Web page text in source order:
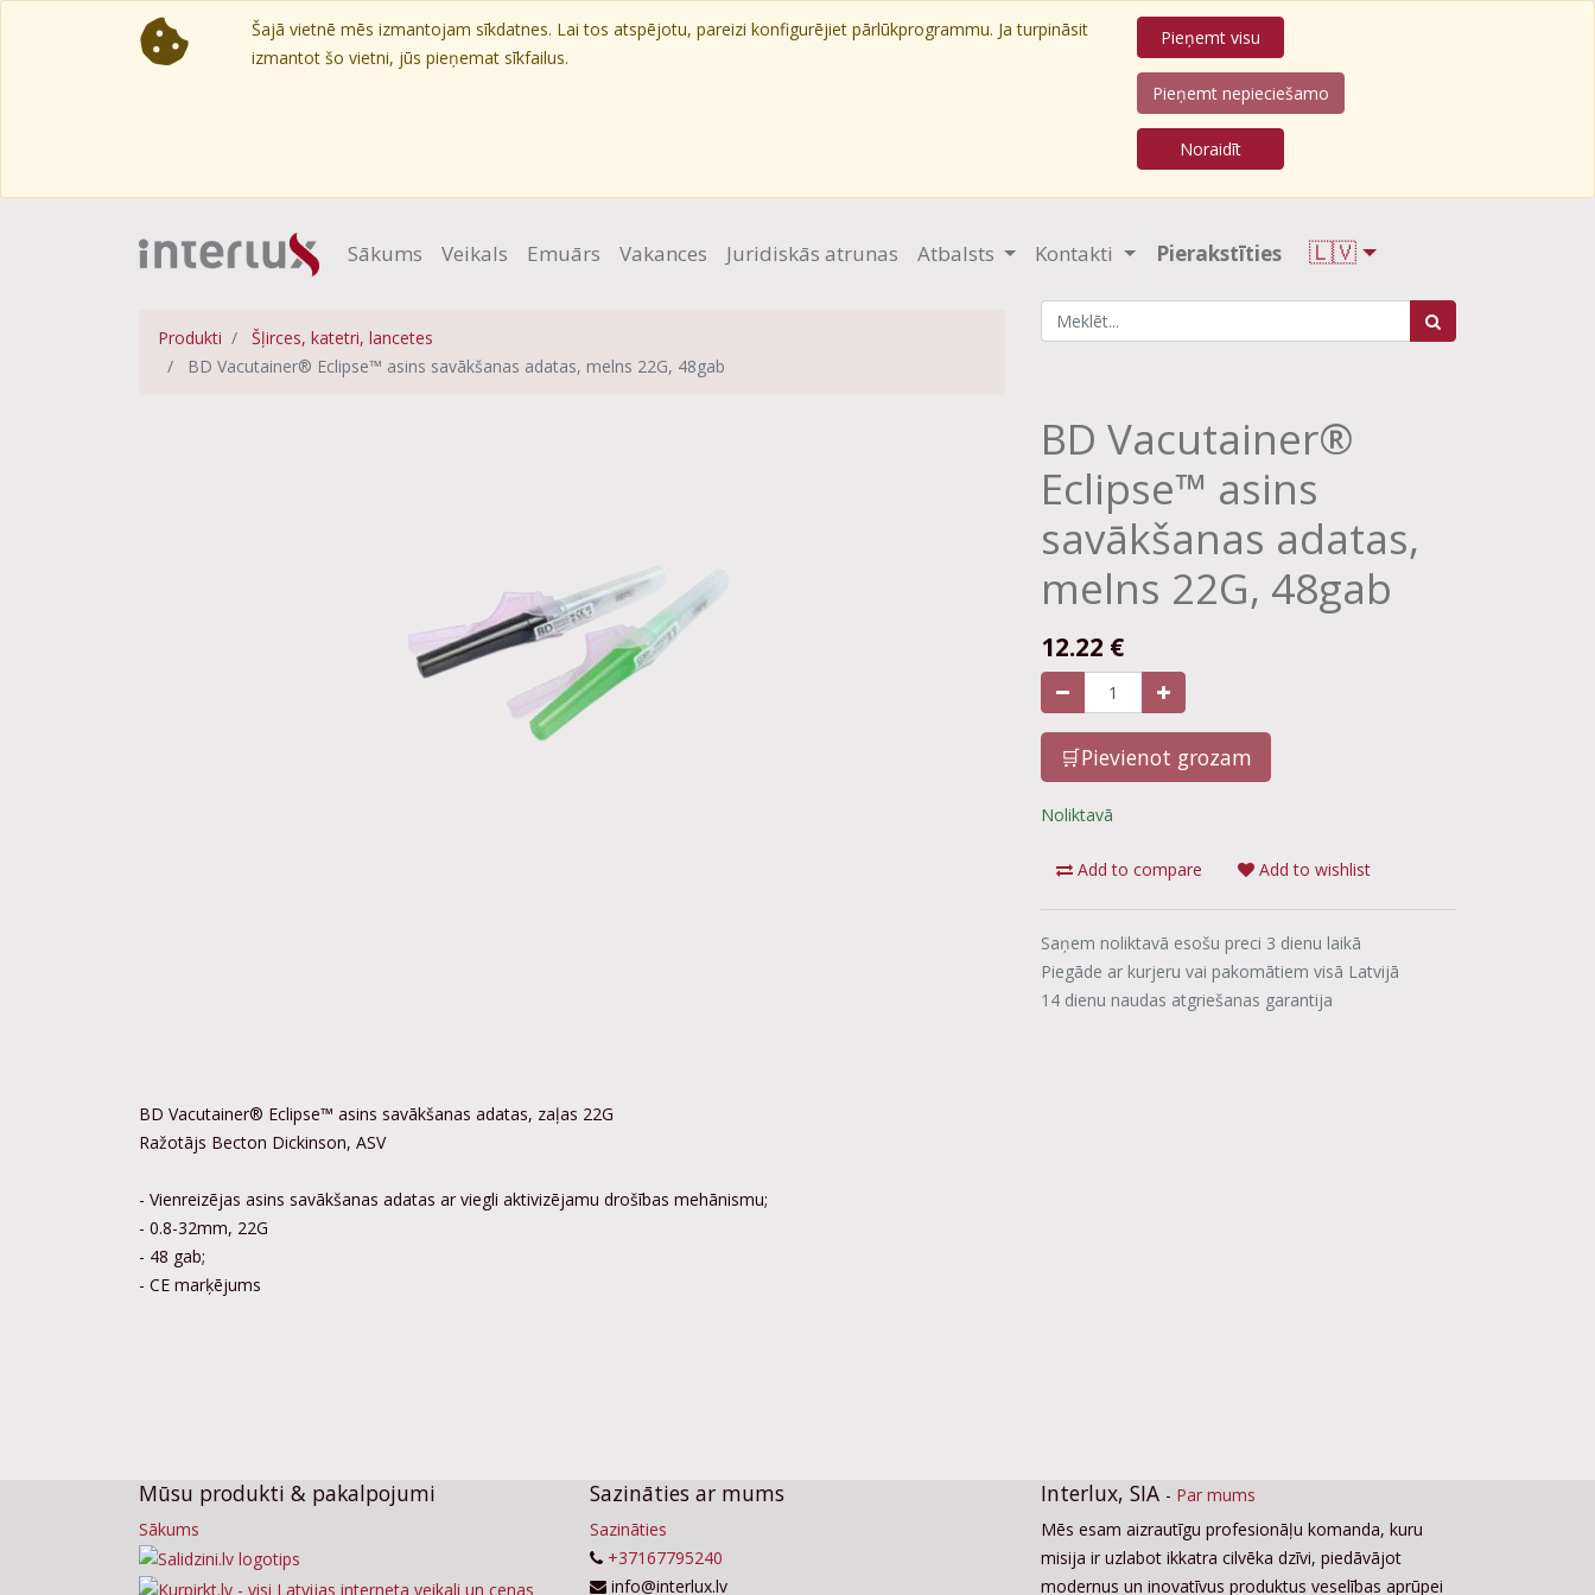
Šajā vietnē mēs izmantojam sīkdatnes. Lai tos atspējotu, pareizi konfigurējiet pārlūkprogrammu. Ja turpināsit
izmantot šo vietni, jūs pieņemat sīkfailus.
Pieņemt visu
Pieņemt nepieciešamo
Noraidīt
Sākums Veikals Emuārs Vakances Juridiskās atrunas Atbalsts Kontakti Pierakstīties 🇱🇻
Produkti
Šļirces, katetri, lancetes
BD Vacutainer® Eclipse™ asins savākšanas adatas, melns 22G, 48gab
BD Vacutainer®
Eclipse™ asins
savākšanas adatas,
melns 22G, 48gab
12.22 €
🛒Pievienot grozam
Noliktavā
Add to compare Add to wishlist
Saņem noliktavā esošu preci 3 dienu laikā
Piegāde ar kurjeru vai pakomātiem visā Latvijā
14 dienu naudas atgriešanas garantija
BD Vacutainer® Eclipse™ asins savākšanas adatas, zaļas 22G
Ražotājs Becton Dickinson, ASV
- Vienreizējas asins savākšanas adatas ar viegli aktivizējamu drošības mehānismu;
- 0.8-32mm, 22G
- 48 gab;
- CE marķējums
Mūsu produkti & pakalpojumi
Sākums
Sazināties ar mums
Sazināties
+37167795240
info@interlux.lv
Interlux, SIA - Par mums
Mēs esam aizrautīgu profesionāļu komanda, kuru
misija ir uzlabot ikkatra cilvēka dzīvi, piedāvājot
modernus un inovatīvus produktus veselības aprūpei